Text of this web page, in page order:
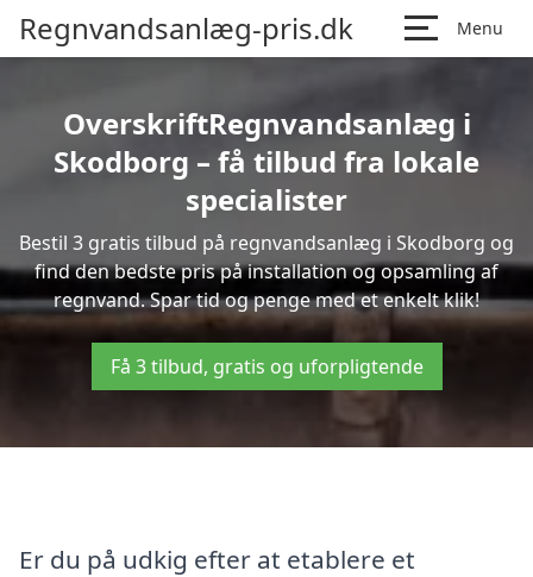
Regnvandsanlæg-pris.dk Menu
OverskriftRegnvandsanlæg i
Skodborg – få tilbud fra lokale
specialister
Bestil 3 gratis tilbud på regnvandsanlæg i Skodborg og
find den bedste pris på installation og opsamling af
regnvand. Spar tid og penge med et enkelt klik!
Få 3 tilbud, gratis og uforpligtende
Er du på udkig efter at etablere et